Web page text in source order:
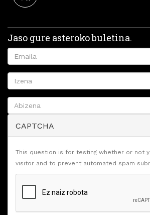
Jaso gure asteroko buletina.
CAPTCHA
This question is for testing whether or not
visitor and to prevent automated spam